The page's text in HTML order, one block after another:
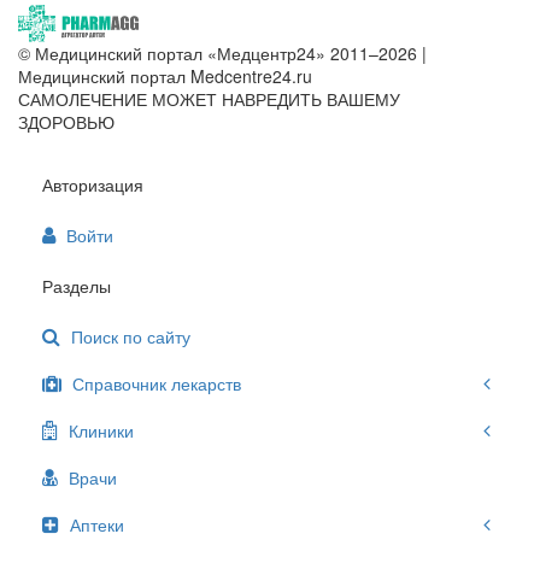
© Медицинский портал «Медцентр24» 2011–2026 |
Медицинский портал Medcentre24.ru
САМОЛЕЧЕНИЕ МОЖЕТ НАВРЕДИТЬ ВАШЕМУ
ЗДОРОВЬЮ
Авторизация
Войти
Разделы
Поиск по сайту
Справочник лекарств
Клиники
Врачи
Аптеки